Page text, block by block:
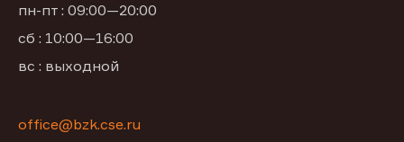
пн-пт : 09:00—20:00
сб : 10:00—16:00
вс : выходной
office@bzk.cse.ru